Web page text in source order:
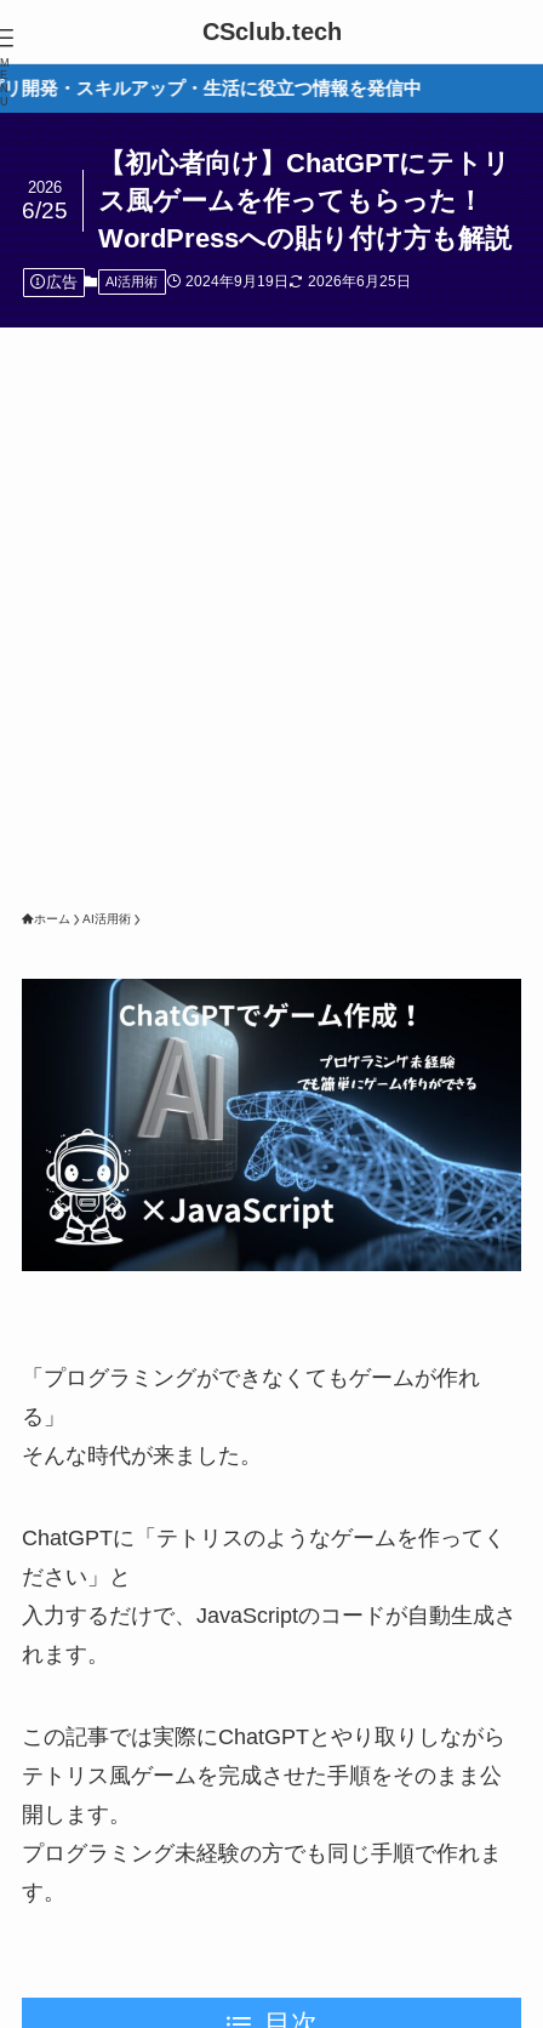
CSclub.tech
M
E
N
U
スキルアップ・生活に役立つ情報を発信中
【初心者向け】ChatGPTにテトリ
ス風ゲームを作ってもらった！
WordPressへの貼り付け方も解説
2026
6/25
広告 AI活用術 2024年9月19日 2026年6月25日
ホーム AI活用術
「プログラミングができなくてもゲームが作れ
る」
そんな時代が来ました。
ChatGPTに「テトリスのようなゲームを作ってく
ださい」と
入力するだけで、JavaScriptのコードが自動生成さ
れます。
この記事では実際にChatGPTとやり取りしながら
テトリス風ゲームを完成させた手順をそのまま公
開します。
プログラミング未経験の方でも同じ手順で作れま
す。